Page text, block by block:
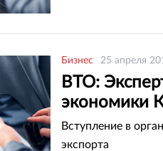
Бизнес 25 апреля
ВТО:
экономики
Вступление в
экспорта